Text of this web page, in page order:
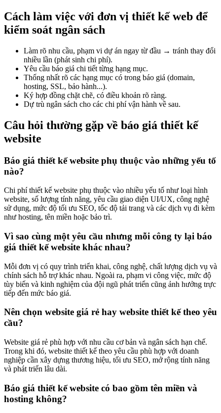
Cách làm việc với đơn vị thiết kế web để
kiểm soát ngân sách
Làm rõ nhu cầu, phạm vi dự án ngay từ đầu → tránh thay đổi
nhiều lần (phát sinh chi phí).
Yêu cầu báo giá chi tiết từng hạng mục.
Thống nhất rõ các hạng mục có trong báo giá (domain,
hosting, SSL, bảo hành...).
Ký hợp đồng chặt chẽ, có điều khoản rõ ràng.
Dự trù ngân sách cho các chi phí vận hành về sau.
Câu hỏi thường gặp về báo giá thiết kế
website
Báo giá thiết kế website phụ thuộc vào những yếu tố
nào?
Chi phí thiết kế website phụ thuộc vào nhiều yếu tố như loại hình
website, số lượng tính năng, yêu cầu giao diện UI/UX, công nghệ
sử dụng, mức độ tối ưu SEO, tốc độ tải trang và các dịch vụ đi kèm
như hosting, tên miền hoặc bảo trì.
Vì sao cùng một yêu cầu nhưng mỗi công ty lại báo
giá thiết kế website khác nhau?
Mỗi đơn vị có quy trình triển khai, công nghệ, chất lượng dịch vụ và
chính sách hỗ trợ khác nhau. Ngoài ra, phạm vi công việc, mức độ
tùy biến và kinh nghiệm của đội ngũ phát triển cũng ảnh hưởng trực
tiếp đến mức báo giá.
Nên chọn website giá rẻ hay website thiết kế theo yêu
cầu?
Website giá rẻ phù hợp với nhu cầu cơ bản và ngân sách hạn chế.
Trong khi đó, website thiết kế theo yêu cầu phù hợp với doanh
nghiệp cần xây dựng thương hiệu, tối ưu SEO, mở rộng tính năng
và phát triển lâu dài.
Báo giá thiết kế website có bao gồm tên miền và
hosting không?